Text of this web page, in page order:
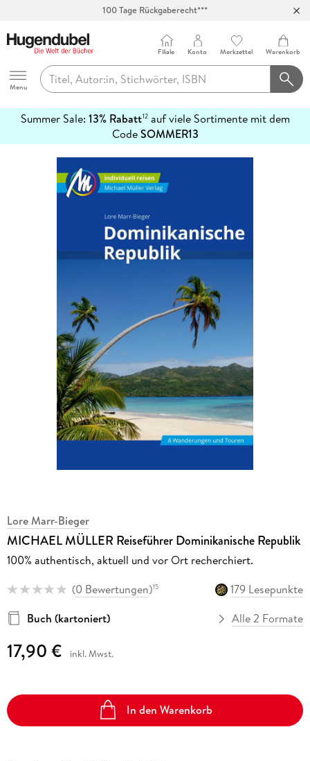
100 Tage Rückgaberecht***
Hugendubel
Menu
Filiale Konto Merkzettel Warenkorb
Summer Sale: 13% Rabatt12auf viele Sortimente mit dem
CodeSOMMER13
erfahren
Lore Marr-Bieger
MICHAEL MÜLLER Reiseführer Dominikanische Republik
100% authentisch, aktuell und vor Ort recherchiert.
(0 Bewertungen)15
179 Lesepunkte
Buch (kartoniert)
Alle 2 Formate
17,90 € inkl. Mwst.
In den Warenkorb